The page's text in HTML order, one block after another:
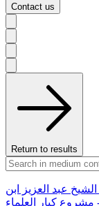
Contact us
Return to results
عبد العزيز ابن
- مشروع كبار العلماء